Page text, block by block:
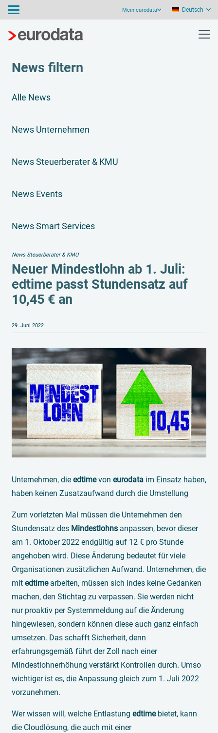
Mein eurodata Deutsch
News filtern
Alle News
News Unternehmen
News Steuerberater & KMU
News Events
News Smart Services
News Steuerberater & KMU
Neuer Mindestlohn ab 1. Juli:
edtime passt Stundensatz auf
10,45 € an
29. Juni 2022
Unternehmen, die edtimevon eurodata im Einsatz haben,
haben keinen Zusatzaufwand durch die Umstellung
Zum vorletzten Mal müssen die Unternehmen den
Stundensatz des Mindestlohns anpassen, bevor dieser
am 1. Oktober 2022 endgültig auf 12 € pro Stunde
angehoben wird. Diese Änderung bedeutet für viele
Organisationen zusätzlichen Aufwand. Unternehmen, die
mit edtimearbeiten, müssen sich indes keine Gedanken
machen, den Stichtag zu verpassen. Sie werden nicht
nur proaktiv per Systemmeldung auf die Änderung
hingewiesen, sondern können diese auch ganz einfach
umsetzen. Das schafft Sicherheit, denn
erfahrungsgemäß führt der Zoll nach einer
Mindestlohnerhöhung verstärkt Kontrollen durch. Umso
wichtiger ist es, die Anpassung gleich zum 1. Juli 2022
vorzunehmen.
Wer wissen will, welche Entlastung edtimebietet, kann
die Cloudlösung, die auch mit einer